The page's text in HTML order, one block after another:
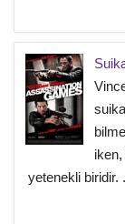
yetenekli biridir.